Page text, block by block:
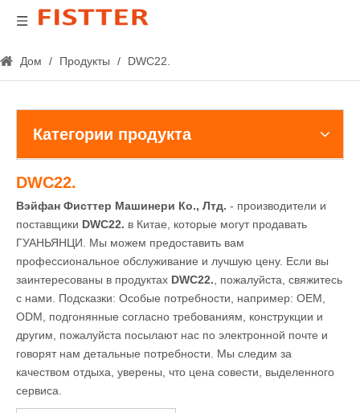
Дом / Продукты / DWC22.
Категории продукта
DWC22.
Вэйфан Фисттер Машинери Ко., Лтд. - производители и
поставщики DWC22. в Китае, которые могут продавать
ГУАНЬЯНЦИ. Мы можем предоставить вам
профессиональное обслуживание и лучшую цену. Если вы
заинтересованы в продуктах DWC22. , пожалуйста, свяжитесь
с нами. Подсказки: Особые потребности, например: OEM,
ODM, подгонянные согласно требованиям, конструкции и
другим, пожалуйста посылают нас по электронной почте и
говорят нам детальные потребности. Мы следим за
качеством отдыха, уверены, что цена совести, выделенного
сервиса.